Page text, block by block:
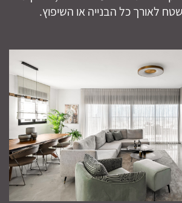
לאורך כל הבנייה או השיפוץ.